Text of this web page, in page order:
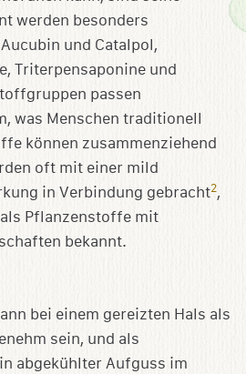
werden besonders
und Catalpol,
Triterpensaponine und
passen
was Menschen traditionell
können zusammenziehend
oft mit einer mild
in Verbindung gebracht2,
Pflanzenstoffe mit
bekannt.
bei einem gereizten Hals als
sein, und als
abgekühlter Aufguss im